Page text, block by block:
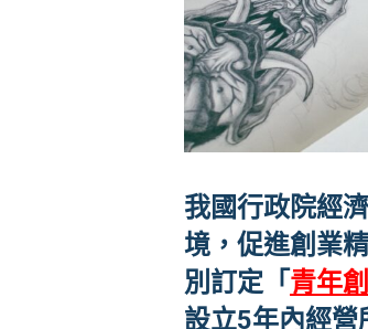
我國行政院經
境，促進創業
別訂定「 青年
設立5年內經營